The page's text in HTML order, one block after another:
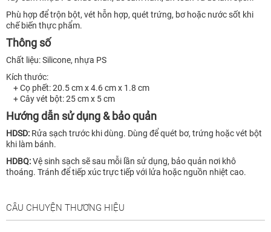
Phù hợp để trộn bột, vét hỗn hợp, quét trứng, bơ hoặc nước sốt khi
chế biến thực phẩm.
Thông số
Chất liệu: Silicone, nhựa PS
Kích thước:
+ Cọ phết: 20.5 cm x 4.6 cm x 1.8 cm
+ Cây vét bột: 25 cm x 5 cm
Hướng dẫn sử dụng & bảo quản
HDSD: Rửa sạch trước khi dùng. Dùng để quét bơ, trứng hoặc vét bột
khi làm bánh.
HDBQ:Vệ sinh sạch sẽ sau mỗi lần sử dụng, bảo quản nơi khô
thoáng. Tránh để tiếp xúc trực tiếp với lửa hoặc nguồn nhiệt cao.
CÂU CHUYỆN THƯƠNG HIỆU